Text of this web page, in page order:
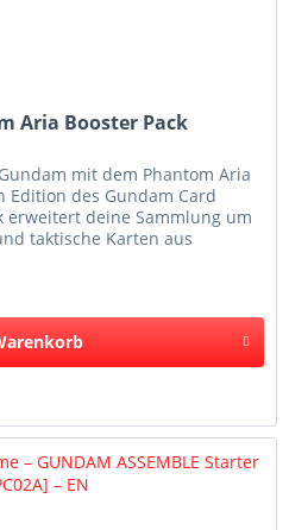
Aria Booster Pack
mit dem Phantom Aria
Edition des Gundam Card
erweitert deine Sammlung um
taktische Karten aus